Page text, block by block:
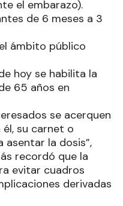
el embarazo).
de 6 meses a 3
ámbito público
hoy se habilita la
65 años en
se acerquen
su carnet o
la dosis”,
recordó que la
evitar cuadros
derivadas